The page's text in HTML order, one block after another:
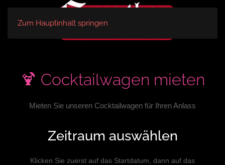
Zum Hauptinhalt springen
🍹 Cocktailwagen mieten
Mieten Sie unseren Cocktailwagen für Ihren Anlass
Zeitraum auswählen
Klicken Sie zuerst auf das Startdatum, dann auf das